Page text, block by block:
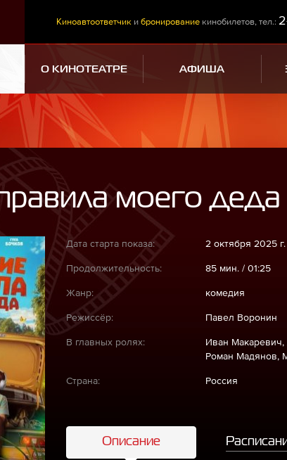
Киноавтоответчик и бронирование кинобилетов, тел.:
О КИНОТЕАТРЕ АФИША
моего деда
Дата старта показа: 2 октября 2025 г.
Продолжительность: 85 мин. / 01:25
Жанр: комедия
Режиссёр: Павел Воронин
В главных ролях:
Иван Макаревич,
Роман Мадянов,
Страна: Россия
Описание